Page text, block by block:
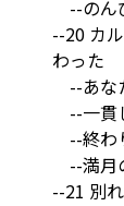
--のん
--20 カ
わった
--あな
--一貫
--終わ
--満月
--21 別れ